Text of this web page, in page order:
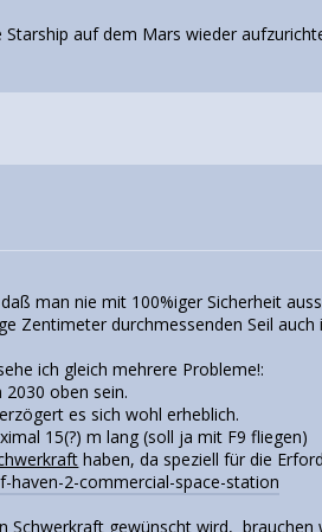
Starship auf dem Mars wieder
man nie mit 100%iger Sicherheit
Zentimeter durchmessenden Seil auch
ich gleich mehrere Probleme!:
oben sein.
es sich wohl erheblich.
15(?) m lang (soll ja mit F9 fliegen)
haben, da speziell für die
haven-2-commercial-space-station
gewünscht wird, brauchen